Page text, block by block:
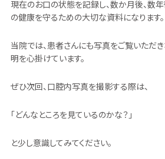
現在のお口の状態を記録し、数か月後、数
の健康を守るための大切な資料になります。
当院では、患者さんにも写真をご覧いただ
明を心掛けています。
ぜひ次回、口腔内写真を撮影する際は、
「どんなところを見ているのかな？」
と少し意識してみてください。